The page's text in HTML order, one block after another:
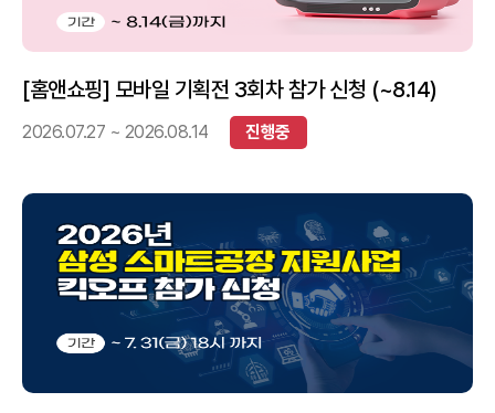
[홈앤쇼핑] 모바일 기획전 3회차 참가 신청 (~8.14)
2026.07.27 ~ 2026.08.14 진행중